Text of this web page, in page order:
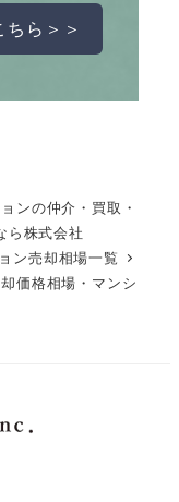
ちら＞＞
ンの仲介・買取・
ら株式会社
ン売却相場一覧
価格相場・マンシ